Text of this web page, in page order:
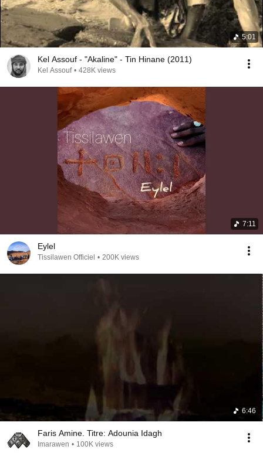
5:01
Kel Assouf - "Akaline" - Tin Hinane (2011)
Kel Assouf • 428K views
7:11
Eylel
Tissilawen Officiel • 200K views
6:46
Faris Amine. Titre: Adounia Idagh
Imarawen • 100K views